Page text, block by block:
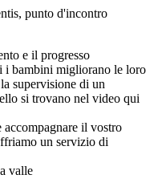
punto d'incontro
e il progresso
i bambini migliorano le loro
supervisione di un
si trovano nel video qui
il vostro
un servizio di
valle